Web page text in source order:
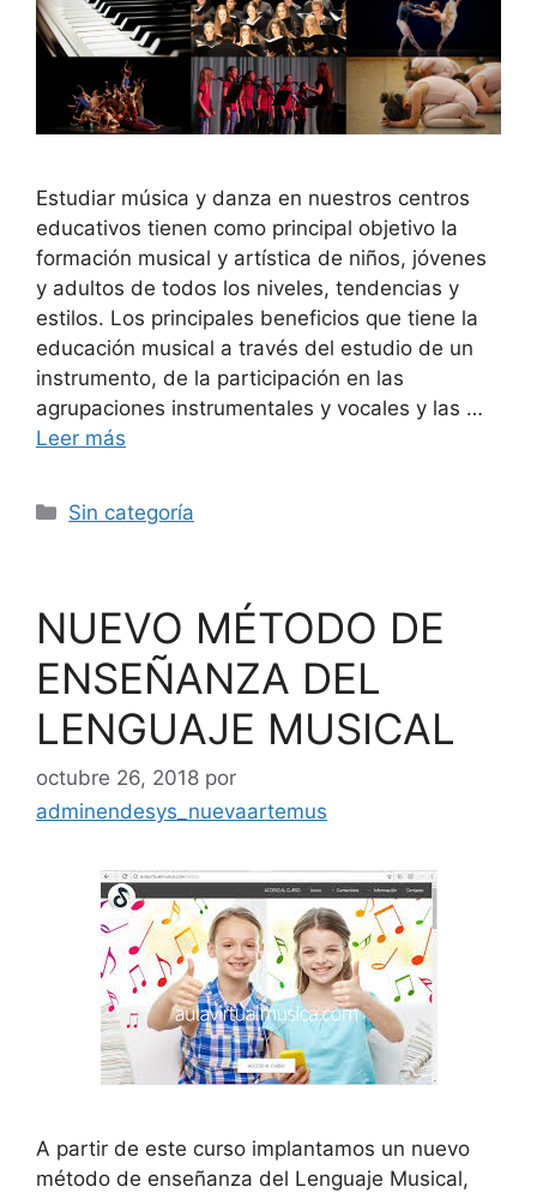
Estudiar música y danza en nuestros centros
educativos tienen como principal objetivo la
formación musical y artística de niños, jóvenes
y adultos de todos los niveles, tendencias y
estilos. Los principales beneficios que tiene la
educación musical a través del estudio de un
instrumento, de la participación en las
agrupaciones instrumentales y vocales y las …
Leer más
Sin categoría
NUEVO MÉTODO DE
ENSEÑANZA DEL
LENGUAJE MUSICAL
octubre 26, 2018 por
adminendesys_nuevaartemus
A partir de este curso implantamos un nuevo
método de enseñanza del Lenguaje Musical,